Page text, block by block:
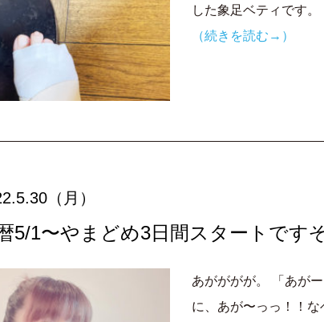
した象足ベティです
（続きを読む→）
（月）
5/1〜やまどめ3日間スタートですぞ
あがががが。 「あが
に、あが〜っっ！！